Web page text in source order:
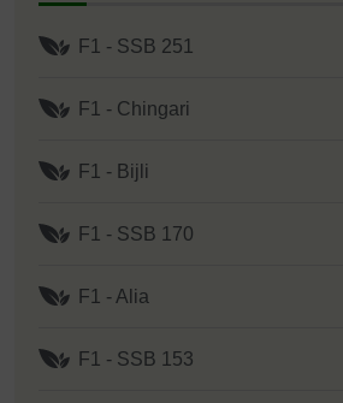
F1 - SSB 251
F1 - Chingari
F1 - Bijli
F1 - SSB 170
F1 - Alia
F1 - SSB 153